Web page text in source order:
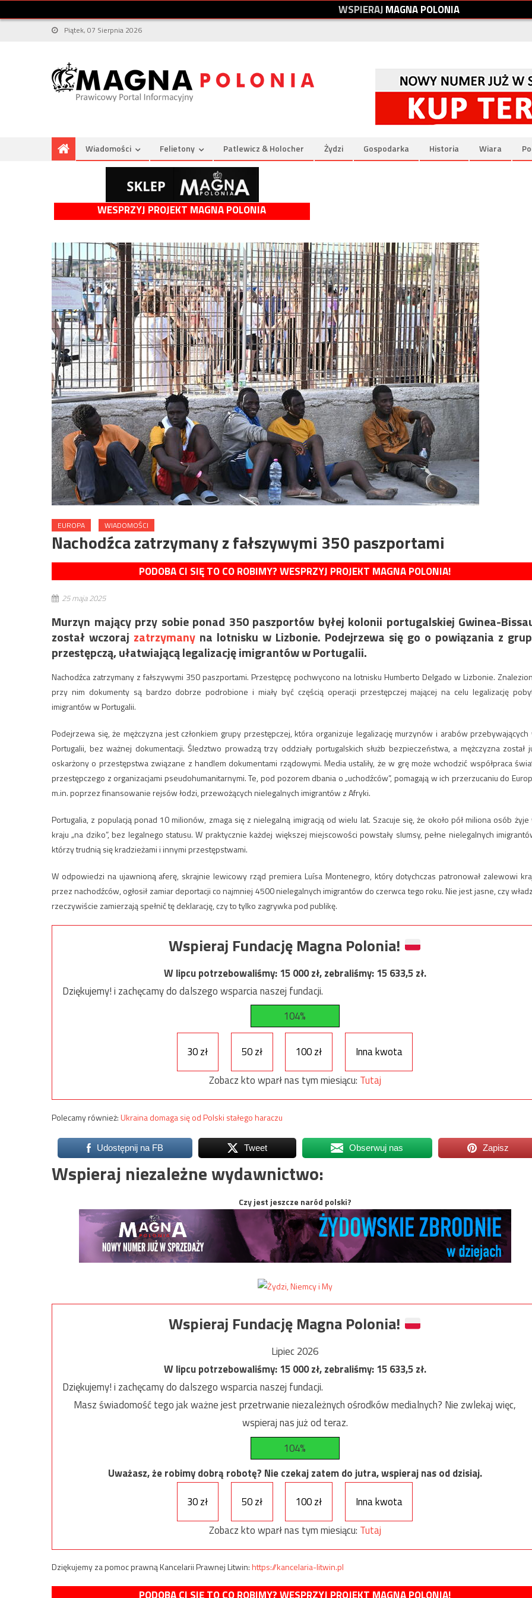
WSPIERAJMAGNAPOLONIA
Piątek, 07 Sierpnia 2026
Wiadomości Felietony Patlewicz & Holocher Żydzi Gospodarka Historia Wiara
WESPRZYJ PROJEKT MAGNA POLONIA
EUROPA WIADOMOŚCI
Nachodźca zatrzymany z fałszywymi 350 paszportami
PODOBA CI SIĘ TO CO ROBIMY? WESPRZYJ PROJEKT MAGNA POLONIA!
25 maja 2025
Murzyn mający przy sobie ponad 350 paszportów byłej kolonii portugalskiej Gwinea-
został wczoraj zatrzymany na lotnisku w Lizbonie. Podejrzewa się go o powiązania z
przestępczą, ułatwiającą legalizację imigrantów w Portugalii.
Nachodźca zatrzymany z fałszywymi 350 paszportami. Przestępcę pochwycono na lotnisku Humberto Delgado w Lizbonie.
przy nim dokumenty są bardzo dobrze podrobione i miały być częścią operacji przestępczej mającej na celu legalizację
imigrantów w Portugalii.
Podejrzewa się, że mężczyzna jest członkiem grupy przestępczej, która organizuje legalizację murzynów i arabów przebywających
Portugalii, bez ważnej dokumentacji. Śledztwo prowadzą trzy oddziały portugalskich służb bezpieczeństwa, a mężczyzna został
oskarżony o przestępstwa związane z handlem dokumentami rządowymi. Media ustaliły, że w grę może wchodzić współpraca
przestępczego z organizacjami pseudohumanitarnymi. Te, pod pozorem dbania o „uchodźców”, pomagają w ich przerzucaniu do
m.in. poprzez finansowanie rejsów łodzi, przewożących nielegalnych imigrantów z Afryki.
Portugalia, z populacją ponad 10 milionów, zmaga się z nielegalną imigracją od wielu lat. Szacuje się, że około pół miliona osób żyje
kraju „na dziko”, bez legalnego statusu. W praktycznie każdej większej miejscowości powstały slumsy, pełne nielegalnych
którzy trudnią się kradzieżami i innymi przestępstwami.
W odpowiedzi na ujawnioną aferę, skrajnie lewicowy rząd premiera Luísa Montenegro, który dotychczas patronował zalewowi
przez nachodźców, ogłosił zamiar deportacji co najmniej 4500 nielegalnych imigrantów do czerwca tego roku. Nie jest jasne, czy
rzeczywiście zamierzają spełnić tę deklarację, czy to tylko zagrywka pod publikę.
Wspieraj Fundację Magna Polonia!
W lipcu potrzebowaliśmy:15 000zł, zebraliśmy:15 633,5zł.
Dziękujemy! i zachęcamy do dalszego wsparcia naszej fundacji.
104%
30 zł 50 zł 100 zł
Inna kwota
Zobacz kto wparł nas tym miesiącu: Tutaj
Polecamy również:Ukraina domaga się od Polski stałego haraczu
Udostępnij na FB Tweet Obserwuj nas Zapisz
Wspieraj niezależne wydawnictwo:
Czy jest jeszcze naród polski?
Wspieraj Fundację Magna Polonia!
Lipiec 2026
W lipcu potrzebowaliśmy:15 000zł, zebraliśmy:15 633,5zł.
Dziękujemy! i zachęcamy do dalszego wsparcia naszej fundacji.
Masz świadomość tego jak ważne jest przetrwanie niezależnych ośrodków medialnych? Nie zwlekaj więc,
wspieraj nas już od teraz.
104%
Uważasz, że robimy dobrą robotę? Nie czekaj zatem do jutra, wspieraj nas od dzisiaj.
30 zł
50 zł 100 zł
Inna kwota
Zobacz kto wparł nas tym miesiącu: Tutaj
Dziękujemy za pomoc prawną Kancelarii Prawnej Litwin:https://kancelaria-litwin.pl